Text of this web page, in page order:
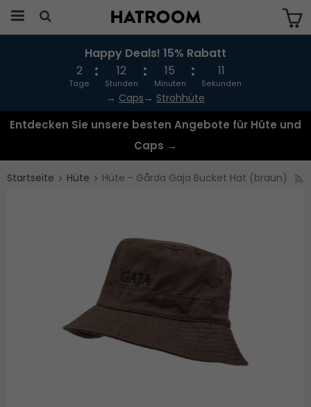
Das Produkt wurde in Ihren Warenkorb
gelegt
Happy Deals! 15% Rabatt
2
Tage
12
Stunden
15
Minuten
11
Sekunden
→ Caps → Strohhüte
Entdecken Sie unsere besten Angebote für Hüte und
Caps →
Startseite Hüte Hüte - Gårda Gaja Bucket Hat (braun)